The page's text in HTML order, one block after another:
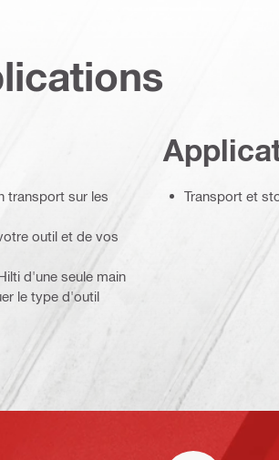
transport sur les
outil et de vos
d'une seule main
le type d'outil
Transport et